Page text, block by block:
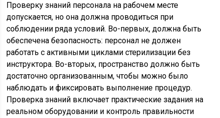
Проверку знаний персонала на рабочем месте
допускается, но она должна проводиться при
соблюдении ряда условий. Во-первых, должна быть
обеспечена безопасность: персонал не должен
работать с активными циклами стерилизации без
инструктора. Во-вторых, пространство должно быть
достаточно организованным, чтобы можно было
наблюдать и фиксировать выполнение процедур.
Проверка знаний включает практические задания на
реальном оборудовании и контроль правильности